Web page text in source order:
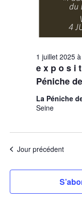
e x p o s i
Péniche
1 juillet 2025
La Péniche
Seine
Jour précédent